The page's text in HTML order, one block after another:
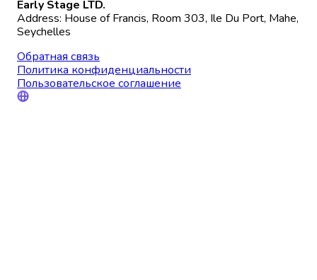
Early Stage LTD.
Address: House of Francis, Room 303, Ile Du Port, Mahe,
Seychelles
Обратная связь
Политика конфиденциальности
Пользовательское соглашение